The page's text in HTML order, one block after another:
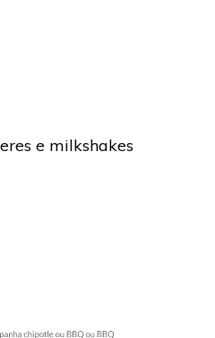
e milkshakes